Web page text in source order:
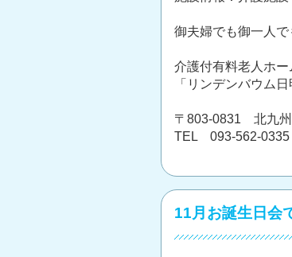
御夫婦でも御一人で
介護付有料老人ホ
「リンデンバウム日
〒803-0831 北九州
TEL 093-562-
11月お誕生日会